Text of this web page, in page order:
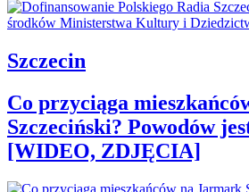
Szczecin
Co przyciąga
Szczeciński? Powodów
[WIDEO, ZDJĘCIA]